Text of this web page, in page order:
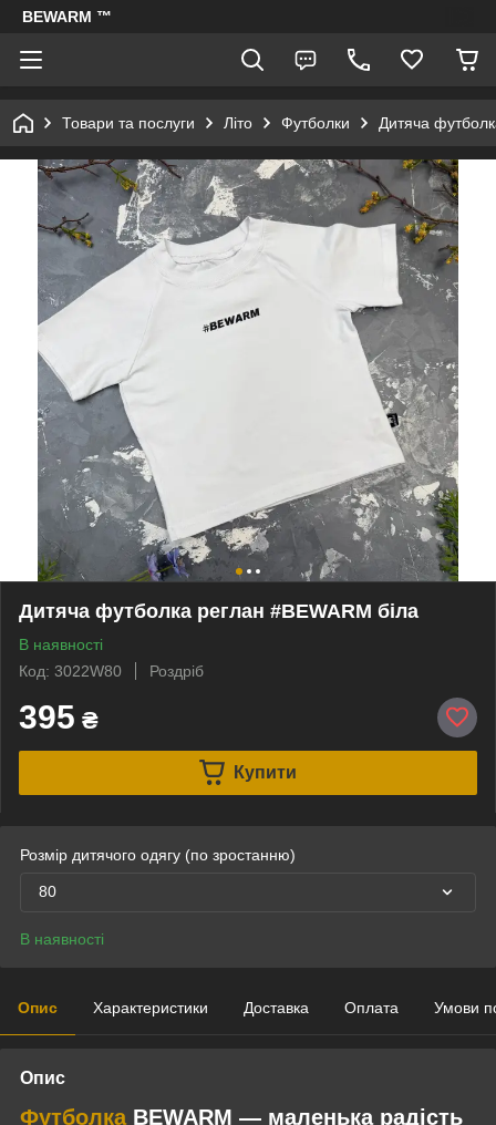
BEWARM ™
Товари та послуги Літо Футболки Дитяча
Дитяча футболка реглан #BEWARM біла
В наявності
Код: 3022W80
Роздріб
395 ₴
Купити
Розмір дитячого одягу (по зростанню)
80
В наявності
Опис Характеристики Доставка Оплата Умови
Опис
ФутболкаBEWARM — маленька радість